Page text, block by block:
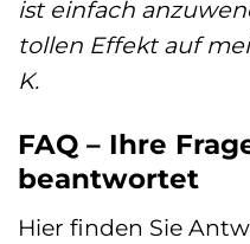
ist einfach
tollen Effekt auf
K.
FAQ – Ihre
beantwortet
Hier finden Sie